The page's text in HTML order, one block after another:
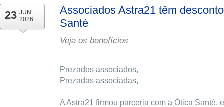
23 JUN
2026
Associados Astra21 têm
Santé
Veja os benefícios
Prezados associados,
Prezadas associadas,
A Astra21 firmou parceria com a Ótica Santé,